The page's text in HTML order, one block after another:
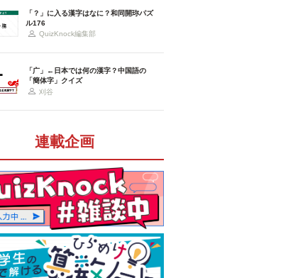
「？」に入る漢字はなに？和同開珎パズ
ル176
QuizKnock編集部
「广」←日本では何の漢字？中国語の
「簡体字」クイズ
刈谷
連載企画